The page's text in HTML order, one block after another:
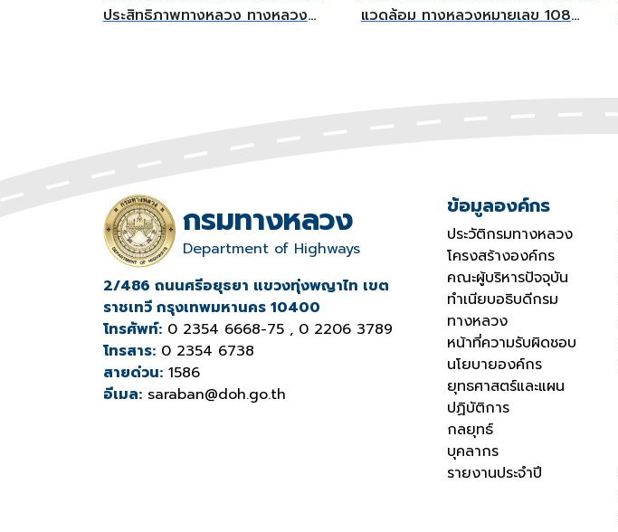
ประสิทธิภาพทางหลวง ทางหลวง
แวดล้อม ทางหลวงหมายเลข 108
กรมทางหลวง
Department of Highways
2/486 ถนนศรีอยุธยา แขวงทุ่งพญาไท เขต
ราชเทวี กรุงเทพมหานคร 10400
โทรศัพท์: 0 2354 6668-75 , 0 2206 3789
โทรสาร: 0 2354 6738
สายด่วน: 1586
อีเมล: saraban@doh.go.th
ข้อมูลองค์กร
ประวัติกรมทางหลวง
โครงสร้างองค์กร
คณะผู้บริหารปัจจุบัน
ทำเนียบอธิบดีกรม
ทางหลวง
หน้าที่ความรับผิดชอบ
นโยบายองค์กร
ยุทธศาสตร์และแผน
ปฏิบัติการ
กลยุทธ์
บุคลากร
รายงานประจำปี